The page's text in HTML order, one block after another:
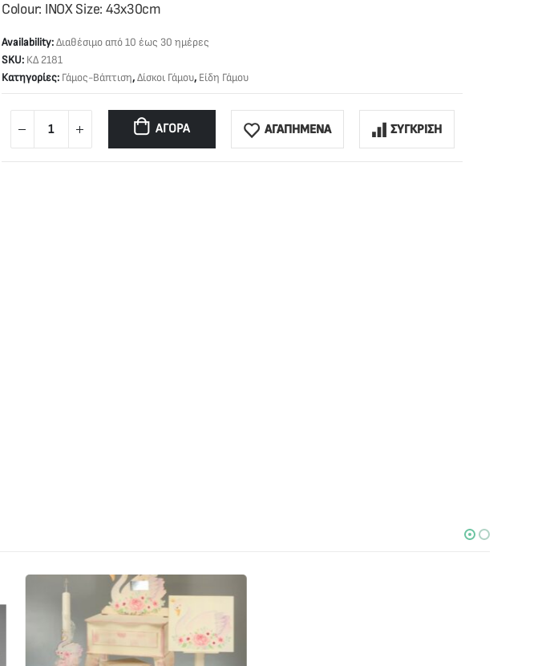
Colour: INOX Size: 43x30cm
Availability:Διαθέσιμο από 10 έως 30 ημέρες
SKU: ΚΔ 2181
Κατηγορίες: Γάμος-Βάπτιση,Δίσκοι Γάμου, Είδη Γάμου
ΑΓΟΡΆ ΑΓΑΠΗΜΕΝΑ ΣΥΓΚΡΙΣΗ